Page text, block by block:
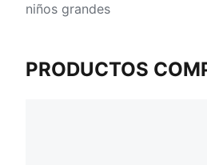
niños grandes
PRODUCTOS